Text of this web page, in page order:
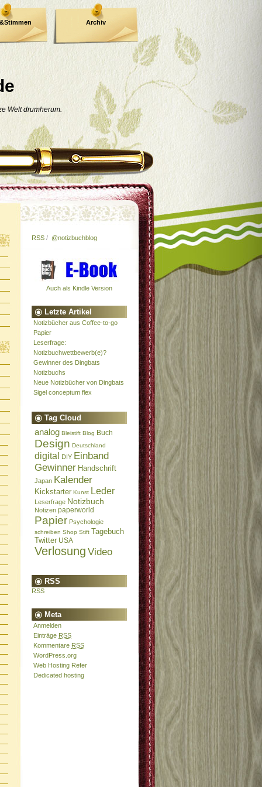
Welt drumherum.
Archiv
RSS / @notizbuchblog
Auch als Kindle Version
Letzte Artikel
Notizbücher aus Coffee-to-go
Papier
Leserfrage:
Notizbuchwettbewerb(e)?
Gewinner des Dingbats
Notizbuchs
Neue Notizbücher von Dingbats
Sigel conceptum flex
Tag Cloud
analog Bleistift Blog Buch
Design Deutschland
digital DIY Einband
Gewinner Handschrift
Japan Kalender
Kickstarter Kunst Leder
Leserfrage Notizbuch
Notizen paperworld
Papier Psychologie
schreiben Shop Stift Tagebuch
Twitter USA
Verlosung Video
RSS
RSS
Meta
Anmelden
Einträge RSS
Kommentare RSS
WordPress.org
Web Hosting Refer
Dedicated hosting